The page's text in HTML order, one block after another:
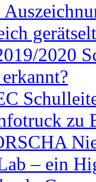
gerätselt
2020
zu
– ein